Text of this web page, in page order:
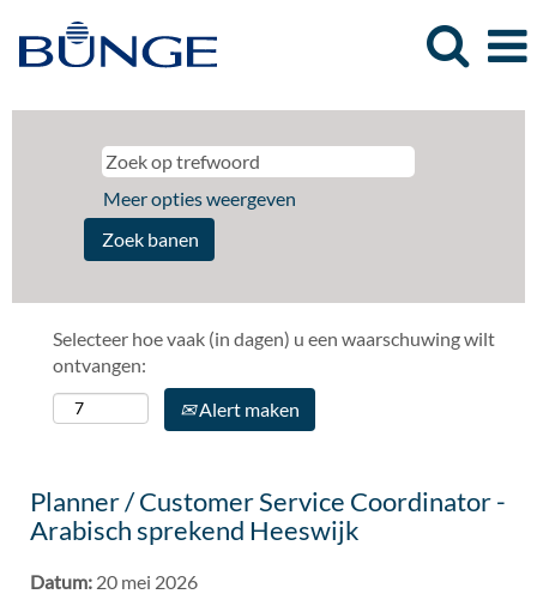
Meer opties weergeven
Selecteer hoe vaak (in dagen) u een waarschuwing wilt
ontvangen:
Alert maken
Planner / Customer Service Coordinator -
Arabisch sprekend Heeswijk
Datum: 20 mei 2026